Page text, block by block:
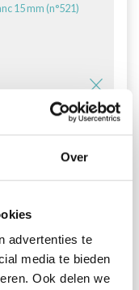
Over
advertenties te
media te bieden
Ook delen we
15 mm (n°521)
tout au panier
by